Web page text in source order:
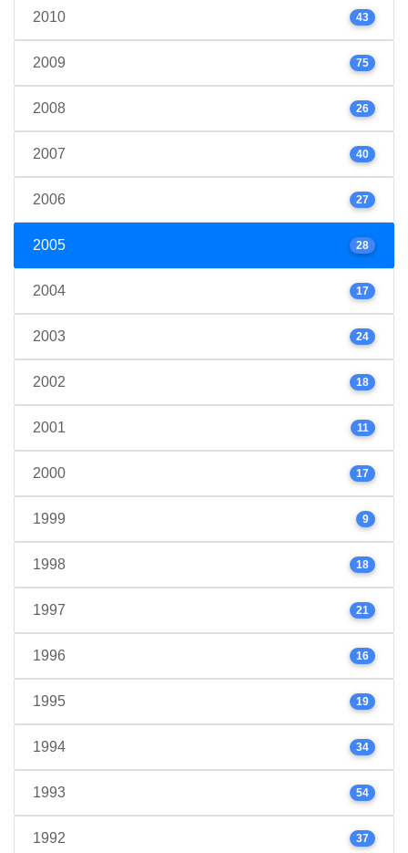
2010 43
2009 75
2008 26
2007 40
2006 27
2005 28
2004 17
2003 24
2002 18
2001 11
2000 17
1999 9
1998 18
1997 21
1996 16
1995 19
1994 34
1993 54
1992 37